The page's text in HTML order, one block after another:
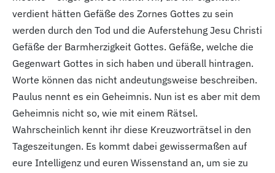
verdient hätten Gefäße des Zornes Gottes zu sein
werden durch den Tod und die Auferstehung Jesu Christi
Gefäße der Barmherzigkeit Gottes. Gefäße, welche die
Gegenwart Gottes in sich haben und überall hintragen.
Worte können das nicht andeutungsweise beschreiben.
Paulus nennt es ein Geheimnis. Nun ist es aber mit dem
Geheimnis nicht so, wie mit einem Rätsel.
Wahrscheinlich kennt ihr diese Kreuzworträtsel in den
Tageszeitungen. Es kommt dabei gewissermaßen auf
eure Intelligenz und euren Wissenstand an, um sie zu